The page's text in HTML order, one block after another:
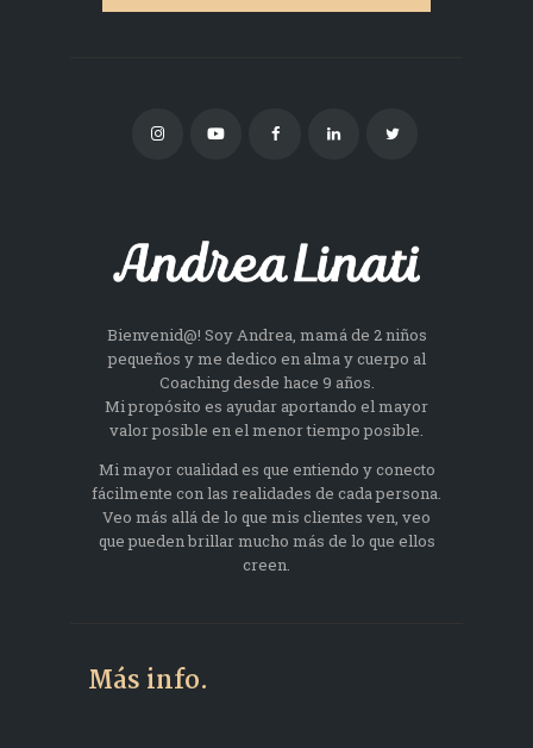
Bienvenid@! Soy Andrea, mamá de 2 niños
pequeños y me dedico en alma y cuerpo al
Coaching desde hace 9 años.
Mi propósito es ayudar aportando el mayor
valor posible en el menor tiempo posible.
Mi mayor cualidad es que entiendo y conecto
fácilmente con las realidades de cada persona.
Veo más allá de lo que mis clientes ven, veo
que pueden brillar mucho más de lo que ellos
creen.
Más info.